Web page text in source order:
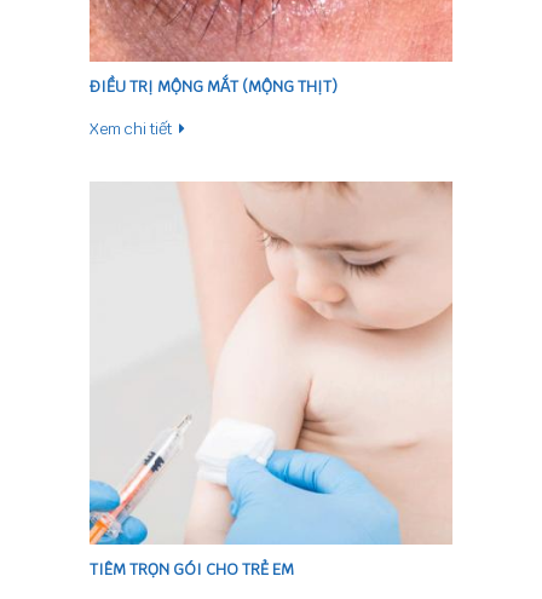
ĐIỀU TRỊ MỘNG MẮT (MỘNG THỊT)
Xem chi tiết
TIÊM TRỌN GÓI CHO TRẺ EM